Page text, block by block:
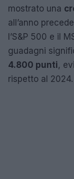
mostrato una
all’anno
l’S&P 500 e il
guadagni
4.800 punti,
rispetto al 2024.